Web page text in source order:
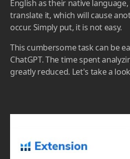
English as their native
translate it, which will cause
occur. Simply put, it is not easy.
This cumbersome task can be
ChatGPT. The time spent
greatly reduced. Let's take a